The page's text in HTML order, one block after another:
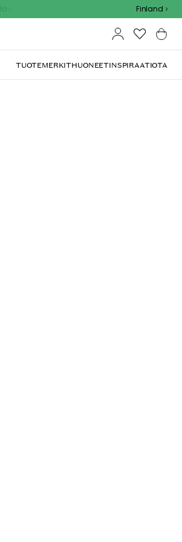
Finland
TUOTEMERKITHUONEETINSPIRAATIOTA